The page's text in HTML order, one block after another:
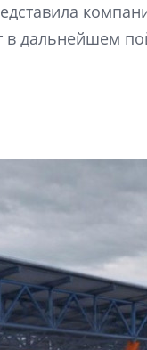
дальнейшем